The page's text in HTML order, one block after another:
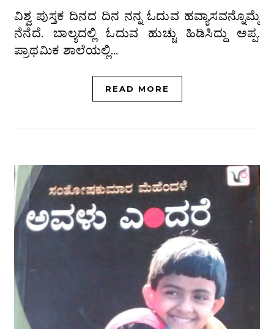
ವಿಶ್ವ ಪುಸ್ತಕ ದಿನದ ದಿನ ನನ್ನ ಓದುವ ಹವ್ಯಾಸವನ್ನೊಮ್ಮೆ
ನೆನೆದೆ. ಬಾಲ್ಯದಲ್ಲಿ ಓದುವ ಹುಚ್ಚು ಹಿಡಿಸಿದ್ದು ಅಪ್ಪ.
ಪ್ರಾಥಮಿಕ ಶಾಲೆಯಲ್ಲಿ…
READ MORE